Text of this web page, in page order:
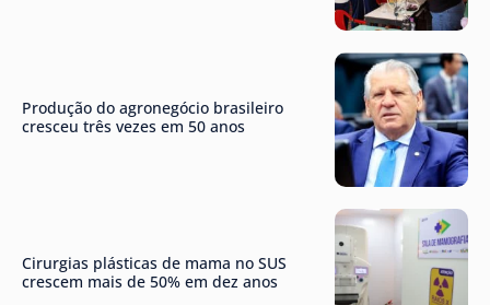
Produção do agronegócio brasileiro
cresceu três vezes em 50 anos
Cirurgias plásticas de mama no SUS
crescem mais de 50% em dez anos